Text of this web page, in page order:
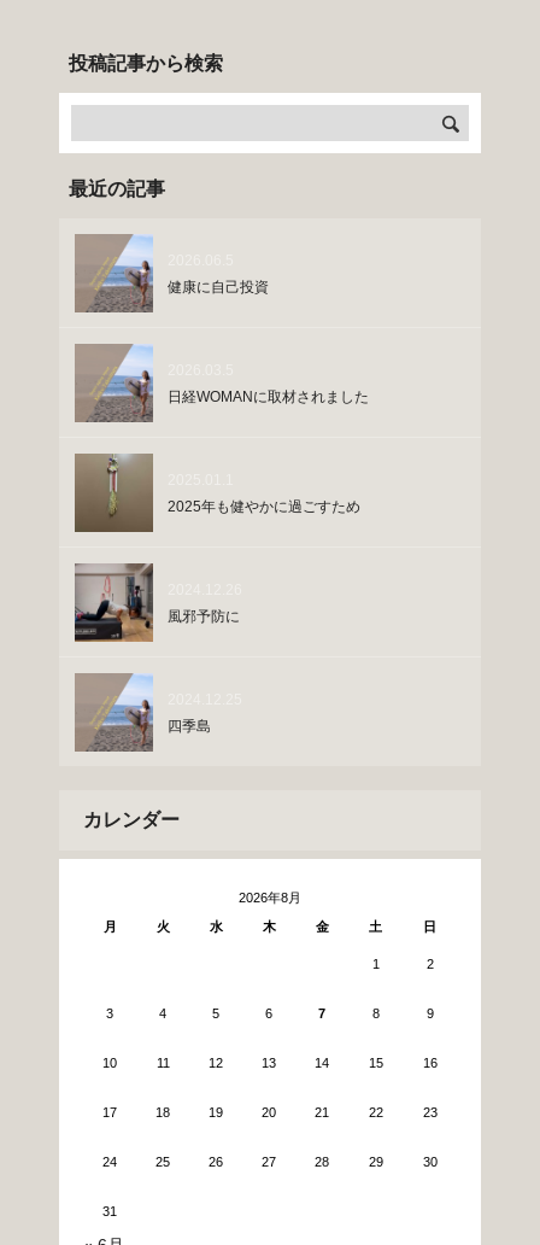
投稿記事から検索
最近の記事
健康に自己投資
日経WOMANに取材されました
2025年も健やかに過ごすため
風邪予防に
四季島
カレンダー
2026年8月
月
火 水 木 金 土 日
1 2
3 4 5 6 7 8 9
10 11 12 13 14 15 16
17 18 19 20 21 22 23
24 25 26 27 28 29 30
31